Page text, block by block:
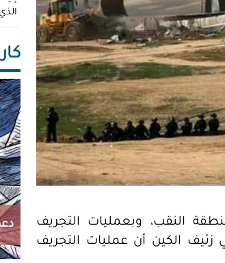
النقب، وبعمليات التجريف
زئيف الكين أن عمليات التجريف